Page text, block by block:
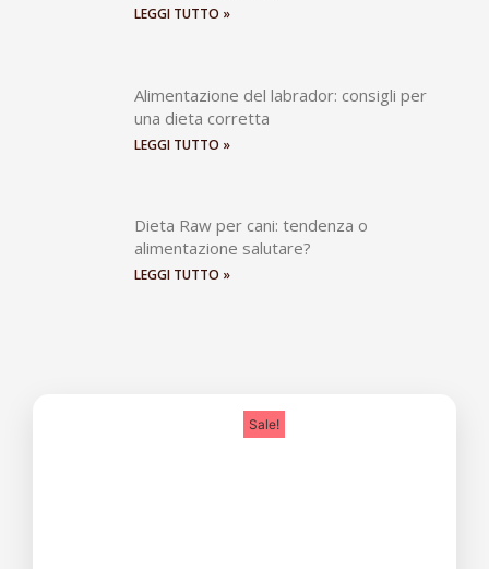
LEGGI TUTTO »
Alimentazione del labrador: consigli per
una dieta corretta
LEGGI TUTTO »
Dieta Raw per cani: tendenza o
alimentazione salutare?
LEGGI TUTTO »
Sale!